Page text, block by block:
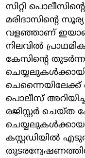
സിറ്റി
മരിദാസിന്റെ
വളഞ്ഞാണ്
നിലവിൽ
കേസിന്റെ
ചെയ്യലുകൾക്കായി
പൊലീസ്
രജിസ്റ്റർ ചെയ്ത
കസ്റ്റഡിയിൽ